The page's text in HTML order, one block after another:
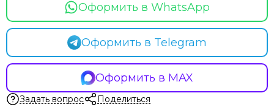
Оформить в WhatsApp
Оформить в Telegram
Оформить в MAX
Задать вопрос Поделиться